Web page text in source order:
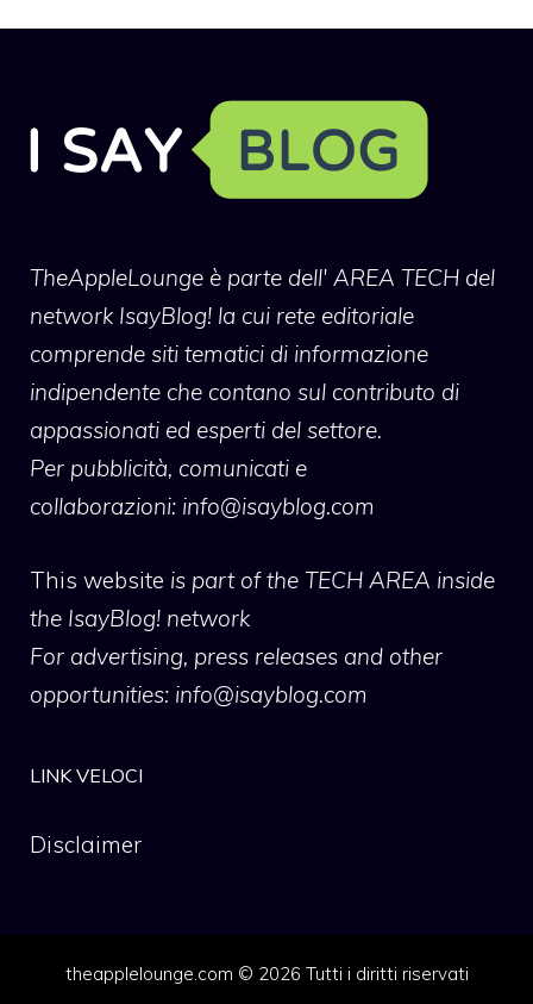
TheAppleLounge è parte dell' AREA TECH del
network IsayBlog! la cui rete editoriale
comprende siti tematici di informazione
indipendente che contano sul contributo di
appassionati ed esperti del settore.
Per pubblicità, comunicati e
collaborazioni: info@isayblog.com
This website is part of the TECH AREA inside
the IsayBlog! network
For advertising, press releases and other
opportunities: info@isayblog.com
LINK VELOCI
Disclaimer
theapplelounge.com © 2026 Tutti i diritti riservati